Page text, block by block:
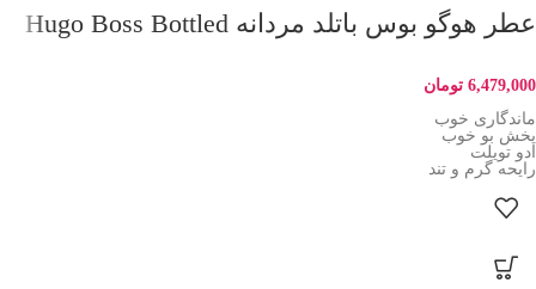
عطر هوگو بوس باتلد مردانه Hugo Boss Bottled
6,479,000 تومان
ماندگاری خوب
پخش بو خوب
ادو تویلت
رایحه گرم و تند